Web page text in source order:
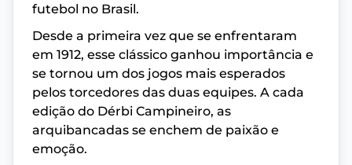
futebol no Brasil.
Desde a primeira vez que se enfrentaram
em 1912, esse clássico ganhou importância e
se tornou um dos jogos mais esperados
pelos torcedores das duas equipes. A cada
edição do Dérbi Campineiro, as
arquibancadas se enchem de paixão e
emoção.